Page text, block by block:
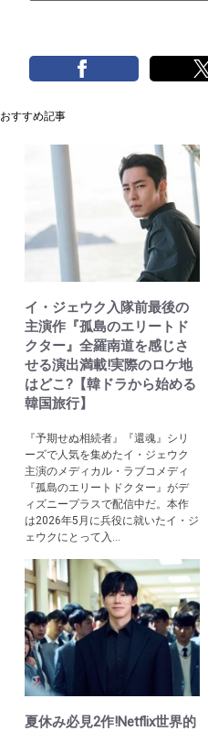
おすすめ記事
イ・ジェウク入隊前最後の
主演作『孤島のエリートド
クター』全羅南道を感じさ
せる演出満載!実際のロケ地
はどこ?【韓ドラから始める
韓国旅行】
『予期せぬ相続者』『還魂』シリ
ーズで人気を集めたイ・ジェウク
主演のメディカル・ラブコメディ
『孤島のエリートドクター』がデ
ィズニープラスで配信中だ。本作
は2026年5月に兵役に就いたイ・ジ
ェウクにとって入...
夏休み必見2作!Netflix世界的